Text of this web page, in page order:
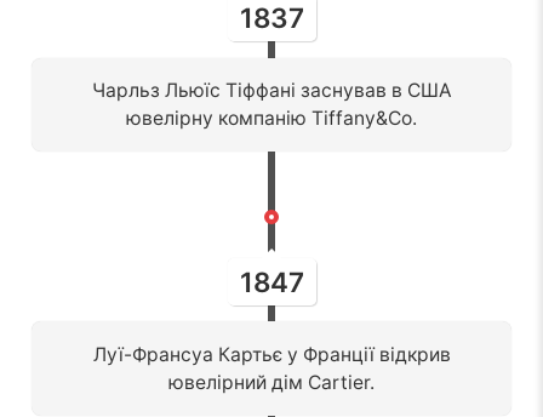
1837
Чарльз Льюїс Тіффані заснував в США
ювелірну компанію Tiffany&Co.
1847
Луї-Франсуа Картьє у Франції відкрив
ювелірний дім Cartier.